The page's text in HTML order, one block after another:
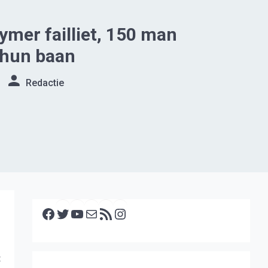
failliet, 150 man
baan
Redactie
Facebook Twitter YouTube E-mail RSS feed